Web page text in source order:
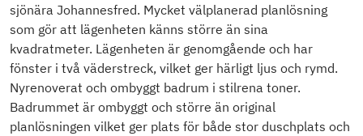
sjönära Johannesfred. Mycket välplanerad planlösning
som gör att lägenheten känns större än sina
kvadratmeter. Lägenheten är genomgående och har
fönster i två väderstreck, vilket ger härligt ljus och rymd.
Nyrenoverat och ombyggt badrum i stilrena toner.
Badrummet är ombyggt och större än original
planlösningen vilket ger plats för både stor duschplats och